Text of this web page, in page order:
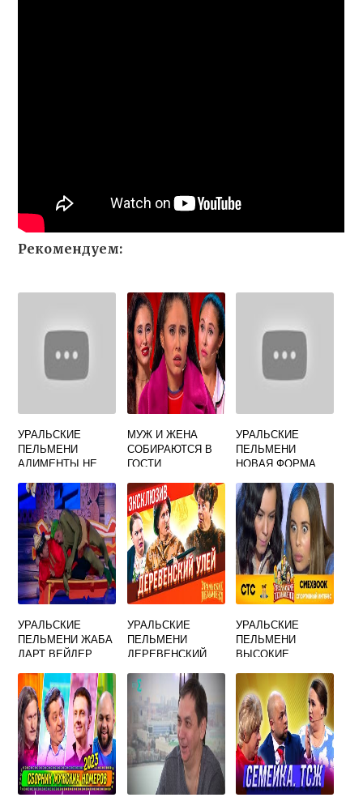
Рекомендуем:
УРАЛЬСКИЕ
ПЕЛЬМЕНИ
АЛИМЕНТЫ НЕ
МУЖ И ЖЕНА
СОБИРАЮТСЯ В
ГОСТИ
ПЕЛЬМЕНИ
УРАЛЬСКИЕ
ПЕЛЬМЕНИ
НОВАЯ ФОРМА
УРАЛЬСКИЕ
ПЕЛЬМЕНИ ЖАБА
ДАРТ ВЕЙДЕР
УРАЛЬСКИЕ
ПЕЛЬМЕНИ
ДЕРЕВЕНСКИЙ
УРАЛЬСКИЕ
ПЕЛЬМЕНИ
ВЫСОКИЕ